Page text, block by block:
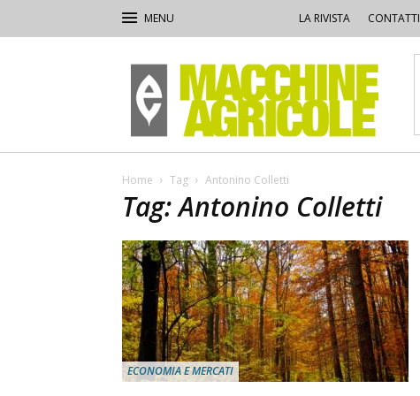
LA RIVISTA CONTATTI
Macchine
Agricole
Home Tag Antonino Colletti
Tag: Antonino Colletti
ECONOMIA E MERCATI